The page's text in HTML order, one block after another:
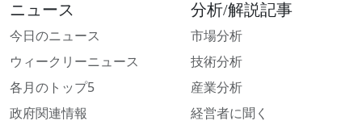
ニュース
今日のニュース
ウィークリーニュース
各月のトップ5
政府関連情報
分析/解説記事
市場分析
技術分析
産業分析
経営者に聞く